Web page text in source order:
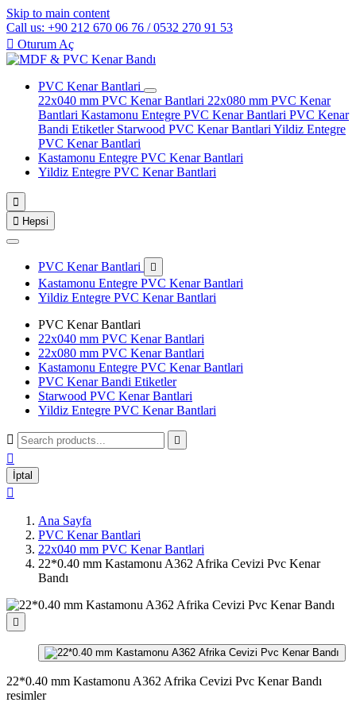
Skip to main content
Call us: +90 212 670 06 76 / 0532 270 91 53
 Oturum Aç
PVC Kenar Bantlari
22x040 mm PVC Kenar Bantlari 22x080 mm PVC Kenar
Bantlari Kastamonu Entegre PVC Kenar Bantlari PVC Kenar
Bandi Etiketler Starwood PVC Kenar Bantlari Yildiz Entegre
PVC Kenar Bantlari
Kastamonu Entegre PVC Kenar Bantlari
Yildiz Entegre PVC Kenar Bantlari

 Hepsi
PVC Kenar Bantlari 
Kastamonu Entegre PVC Kenar Bantlari
Yildiz Entegre PVC Kenar Bantlari
PVC Kenar Bantlari
22x040 mm PVC Kenar Bantlari
22x080 mm PVC Kenar Bantlari
Kastamonu Entegre PVC Kenar Bantlari
PVC Kenar Bandi Etiketler
Starwood PVC Kenar Bantlari
Yildiz Entegre PVC Kenar Bantlari
 

İptal

Ana Sayfa
PVC Kenar Bantlari
22x040 mm PVC Kenar Bantlari
22*0.40 mm Kastamonu A362 Afrika Cevizi Pvc Kenar
Bandı

22*0.40 mm Kastamonu A362 Afrika Cevizi Pvc Kenar Bandı
resimler